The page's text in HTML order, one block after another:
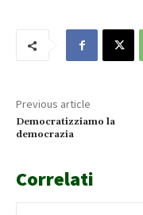
Previous article
Democratizziamo la
democrazia
Correlati